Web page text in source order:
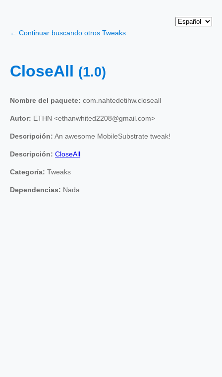
← Continuar buscando otros Tweaks
CloseAll (1.0)
Nombre del paquete: com.nahtedetihw.closeall
Autor: ETHN <ethanwhited2208@gmail.com>
Descripción: An awesome MobileSubstrate tweak!
Descripción: CloseAll
Categoría: Tweaks
Dependencias: Nada